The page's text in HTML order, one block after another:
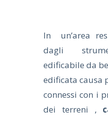
In un’area
dagli
edificabile da
edificata causa
connessi con i
dei terreni ,